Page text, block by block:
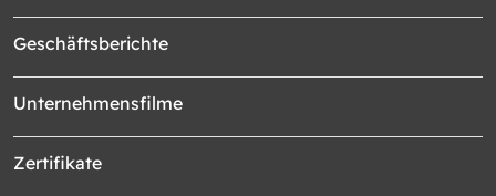
Geschäftsberichte
Unternehmensfilme
Zertifikate